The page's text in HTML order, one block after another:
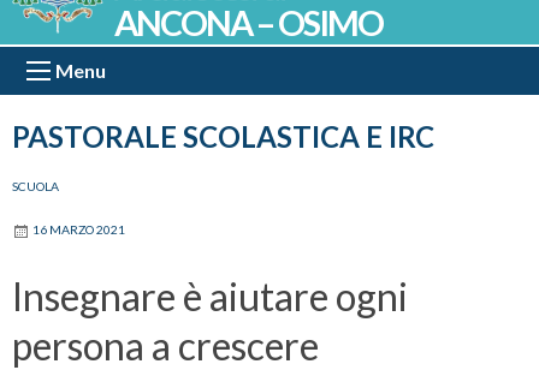
PASTORALE SCOLASTICA E IRC
ANCONA – OSIMO
Menu
SCUOLA
16 MARZO 2021
Insegnare è aiutare ogni
persona a crescere